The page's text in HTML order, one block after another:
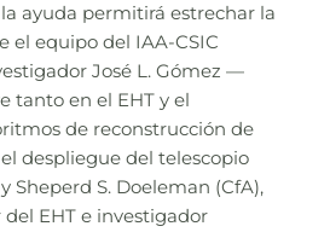
ayuda permitirá estrechar la
el equipo del IAA-CSIC
José L. Gómez —
tanto en el EHT y el
de reconstrucción de
despliegue del telescopio
Sheperd S. Doeleman (CfA),
EHT e investigador